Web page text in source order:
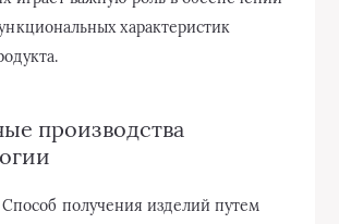
характеристик
производства
Способ получения изделий путем